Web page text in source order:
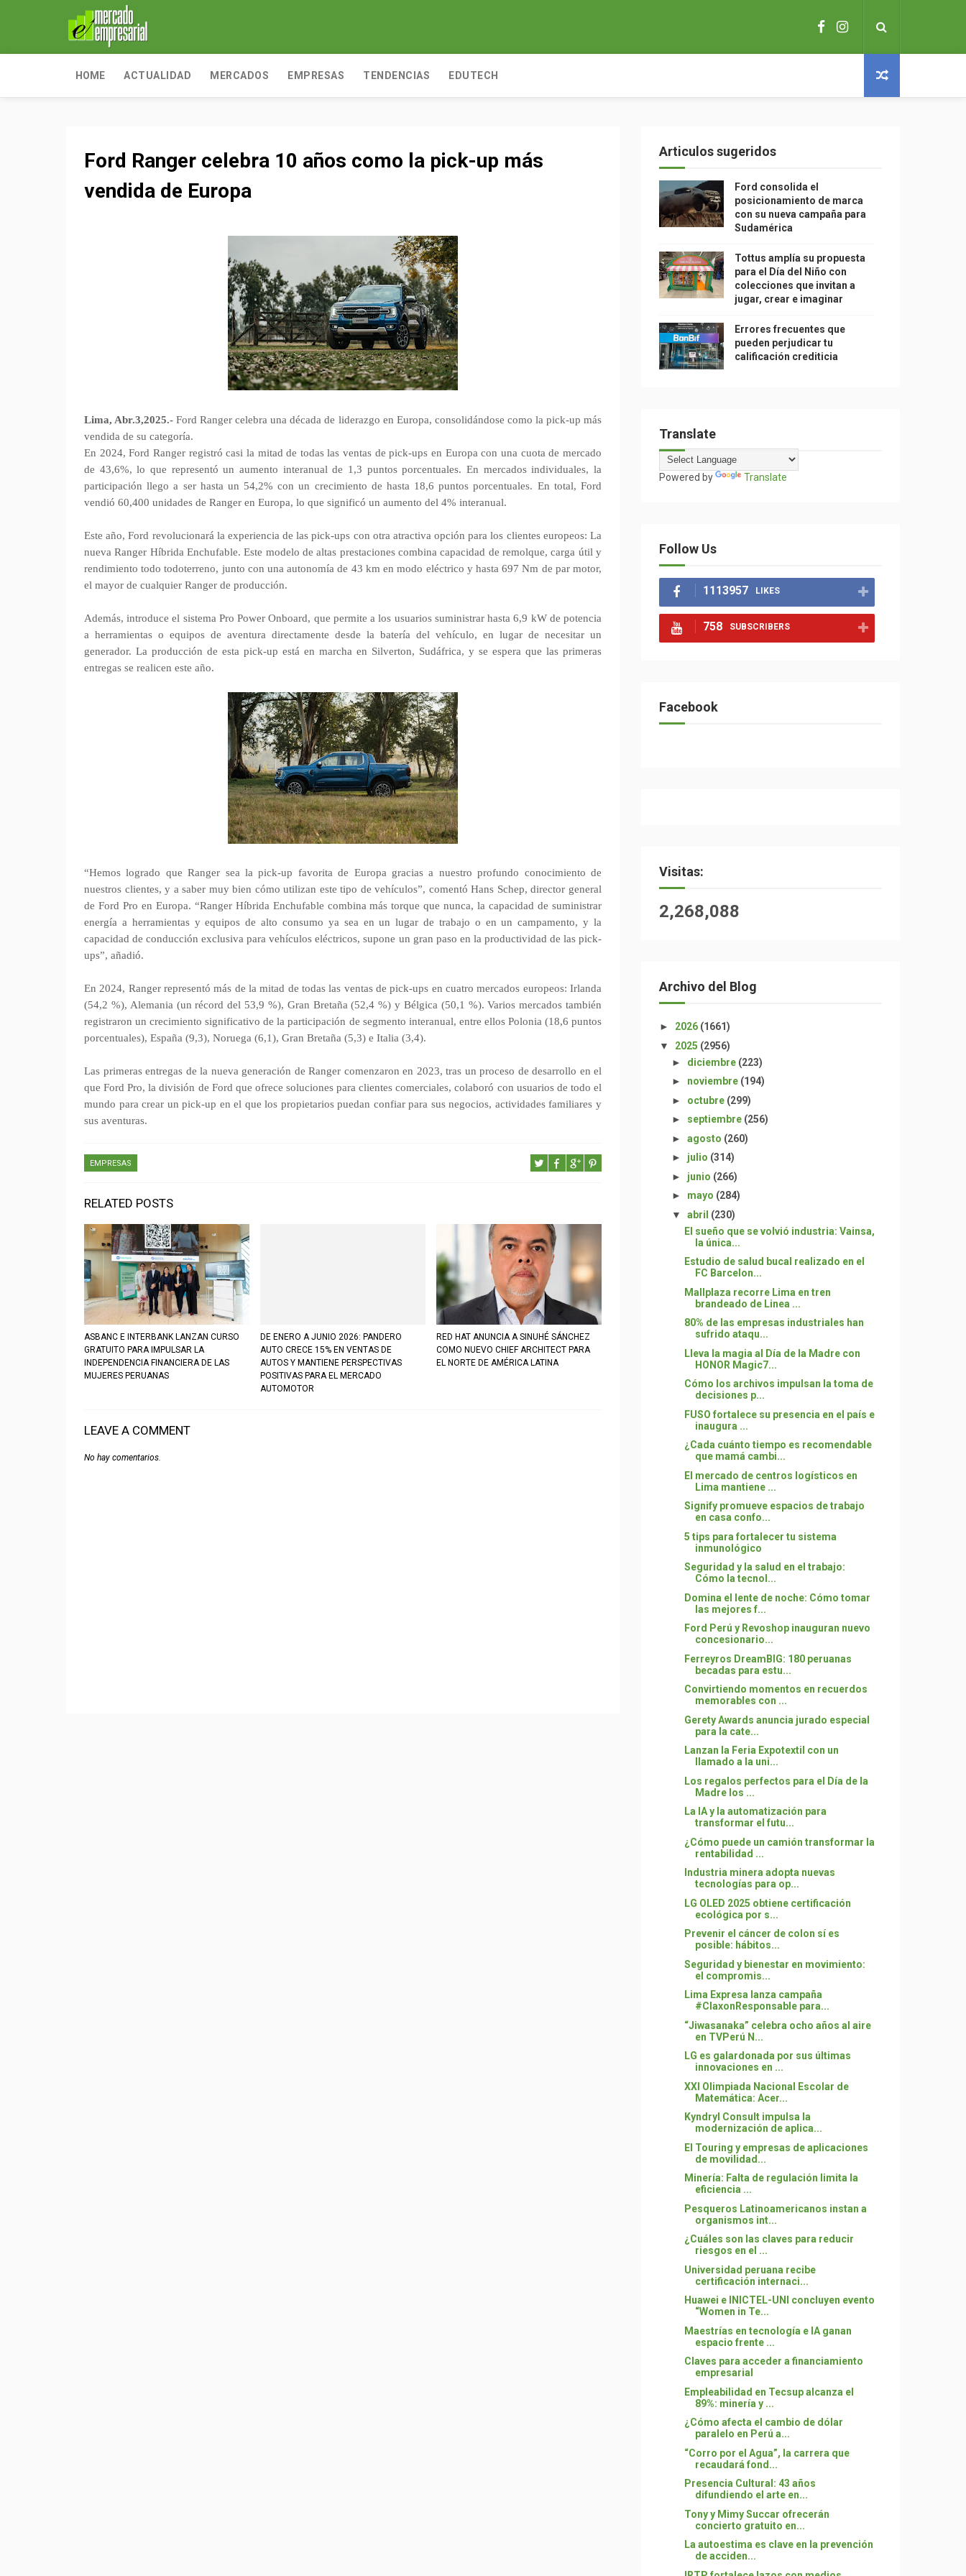
HOME ACTUALIDAD MERCADOS EMPRESAS TENDENCIAS EDUTECH
Ford Ranger celebra 10 años como la pick-up más
vendida de Europa
Lima, Abr.3,2025.- Ford Ranger celebra una década de liderazgo en Europa, consolidándose como la pick-up más
vendida de su categoría.
En 2024, Ford Ranger registró casi la mitad de todas las ventas de pick-ups en Europa con una cuota de mercado
de 43,6%, lo que representó un aumento interanual de 1,3 puntos porcentuales. En mercados individuales, la
participación llego a ser hasta un 54,2% con un crecimiento de hasta 18,6 puntos porcentuales. En total, Ford
vendió 60,400 unidades de Ranger en Europa, lo que significó un aumento del 4% interanual.
Este año, Ford revolucionará la experiencia de las pick-ups con otra atractiva opción para los clientes europeos: La
nueva Ranger Híbrida Enchufable. Este modelo de altas prestaciones combina capacidad de remolque, carga útil y
rendimiento todo todoterreno, junto con una autonomía de 43 km en modo eléctrico y hasta 697 Nm de par motor,
el mayor de cualquier Ranger de producción.
Además, introduce el sistema Pro Power Onboard, que permite a los usuarios suministrar hasta 6,9 kW de potencia
a herramientas o equipos de aventura directamente desde la batería del vehículo, en lugar de necesitar un
generador. La producción de esta pick-up está en marcha en Silverton, Sudáfrica, y se espera que las primeras
entregas se realicen este año.
“Hemos logrado que Ranger sea la pick-up favorita de Europa gracias a nuestro profundo conocimiento de
nuestros clientes, y a saber muy bien cómo utilizan este tipo de vehículos”, comentó Hans Schep, director general
de Ford Pro en Europa. “Ranger Híbrida Enchufable combina más torque que nunca, la capacidad de suministrar
energía a herramientas y equipos de alto consumo ya sea en un lugar de trabajo o en un campamento, y la
capacidad de conducción exclusiva para vehículos eléctricos, supone un gran paso en la productividad de las pick-
ups”, añadió.
En 2024, Ranger representó más de la mitad de todas las ventas de pick-ups en cuatro mercados europeos: Irlanda
(54,2 %), Alemania (un récord del 53,9 %), Gran Bretaña (52,4 %) y Bélgica (50,1 %). Varios mercados también
registraron un crecimiento significativo de la participación de segmento interanual, entre ellos Polonia (18,6 puntos
porcentuales), España (9,3), Noruega (6,1), Gran Bretaña (5,3) e Italia (3,4).
Las primeras entregas de la nueva generación de Ranger comenzaron en 2023, tras un proceso de desarrollo en el
que Ford Pro, la división de Ford que ofrece soluciones para clientes comerciales, colaboró con usuarios de todo el
mundo para crear un pick-up en el que los propietarios puedan confiar para sus negocios, actividades familiares y
sus aventuras.
EMPRESAS
RELATED POSTS
ASBANC E INTERBANK LANZAN CURSO
GRATUITO PARA IMPULSAR LA
INDEPENDENCIA FINANCIERA DE LAS
MUJERES PERUANAS
DE ENERO A JUNIO 2026: PANDERO
AUTO CRECE 15% EN VENTAS DE
AUTOS Y MANTIENE PERSPECTIVAS
POSITIVAS PARA EL MERCADO
AUTOMOTOR
RED HAT ANUNCIA A SINUHÉ SÁNCHEZ
COMO NUEVO CHIEF ARCHITECT PARA
EL NORTE DE AMÉRICA LATINA
LEAVE A COMMENT
No hay comentarios.
Articulos sugeridos
Ford consolida el
posicionamiento de marca
con su nueva campaña para
Sudamérica
Tottus amplía su propuesta
para el Día del Niño con
colecciones que invitan a
jugar, crear e imaginar
Errores frecuentes que
pueden perjudicar tu
calificación crediticia
Translate
Powered by Translate
Follow Us
1113957 LIKES
758 SUBSCRIBERS
Facebook
Visitas:
2,268,088
Archivo del Blog
► 2026 (1661)
▼ 2025 (2956)
► diciembre (223)
► noviembre (194)
► octubre (299)
► septiembre (256)
► agosto (260)
► julio (314)
► junio (266)
► mayo (284)
▼ abril (230)
El sueño que se volvió industria: Vainsa,
la única...
Estudio de salud bucal realizado en el
FC Barcelon...
Mallplaza recorre Lima en tren
brandeado de Linea ...
80% de las empresas industriales han
sufrido ataqu...
Lleva la magia al Día de la Madre con
HONOR Magic7...
Cómo los archivos impulsan la toma de
decisiones p...
FUSO fortalece su presencia en el país e
inaugura ...
¿Cada cuánto tiempo es recomendable
que mamá cambi...
El mercado de centros logísticos en
Lima mantiene ...
Signify promueve espacios de trabajo
en casa confo...
5 tips para fortalecer tu sistema
inmunológico
Seguridad y la salud en el trabajo:
Cómo la tecnol...
Domina el lente de noche: Cómo tomar
las mejores f...
Ford Perú y Revoshop inauguran nuevo
concesionario...
Ferreyros DreamBIG: 180 peruanas
becadas para estu...
Convirtiendo momentos en recuerdos
memorables con ...
Gerety Awards anuncia jurado especial
para la cate...
Lanzan la Feria Expotextil con un
llamado a la uni...
Los regalos perfectos para el Día de la
Madre los ...
La IA y la automatización para
transformar el futu...
¿Cómo puede un camión transformar la
rentabilidad ...
Industria minera adopta nuevas
tecnologías para op...
LG OLED 2025 obtiene certificación
ecológica por s...
Prevenir el cáncer de colon sí es
posible: hábitos...
Seguridad y bienestar en movimiento:
el compromis...
Lima Expresa lanza campaña
#ClaxonResponsable para...
“Jiwasanaka” celebra ocho años al aire
en TVPerú N...
LG es galardonada por sus últimas
innovaciones en ...
XXI Olimpiada Nacional Escolar de
Matemática: Acer...
Kyndryl Consult impulsa la
modernización de aplica...
El Touring y empresas de aplicaciones
de movilidad...
Minería: Falta de regulación limita la
eficiencia ...
Pesqueros Latinoamericanos instan a
organismos int...
¿Cuáles son las claves para reducir
riesgos en el ...
Universidad peruana recibe
certificación internaci...
Huawei e INICTEL-UNI concluyen evento
“Women in Te...
Maestrías en tecnología e IA ganan
espacio frente ...
Claves para acceder a financiamiento
empresarial
Empleabilidad en Tecsup alcanza el
89%: minería y ...
¿Cómo afecta el cambio de dólar
paralelo en Perú a...
“Corro por el Agua”, la carrera que
recaudará fond...
Presencia Cultural: 43 años
difundiendo el arte en...
Tony y Mimy Succar ofrecerán
concierto gratuito en...
La autoestima es clave en la prevención
de acciden...